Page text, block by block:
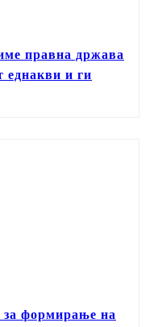
правна држава
еднакви и ги
формирање на